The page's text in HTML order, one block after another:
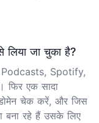
लिया जा चुका है?
Spotify,
एक सादा
चेक करें, और जिस
बना रहे हैं उसके लिए